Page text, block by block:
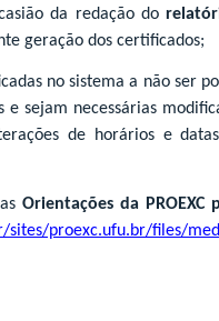
da redação do
geração dos certificados;
no sistema a não ser
sejam necessárias
de horários e
Orientações da
sites/proexc.ufu.br/files/